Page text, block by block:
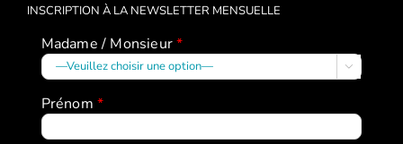
INSCRIPTION À LA NEWSLETTER MENSUELLE
Madame / Monsieur*

Prénom *